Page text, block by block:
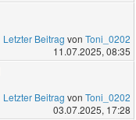
Letzter Beitrag von Toni_0202
11.07.2025, 08:35
Letzter Beitrag von Toni_0202
03.07.2025, 17:28